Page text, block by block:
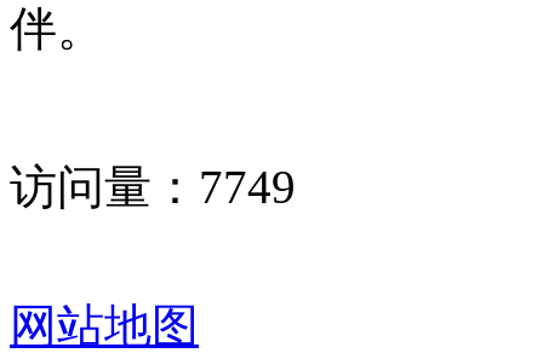
伴。
访问量： 7749
网站地图